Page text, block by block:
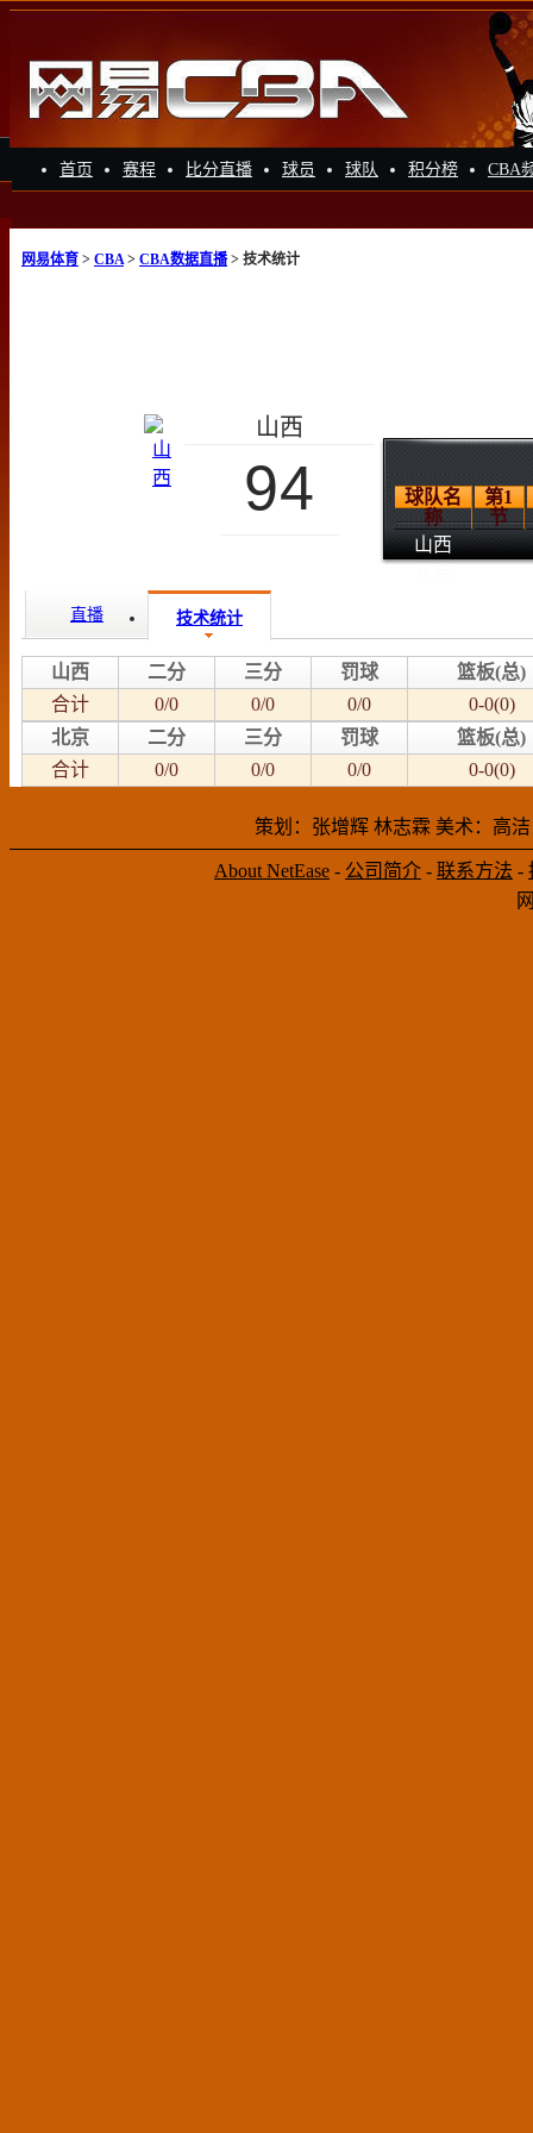
首页 赛程 比分直播 球员 球队 积分榜 CBA
网易体育 > CBA> CBA数据直播> 技术统计
山西
94
球队名
称
第1
节
山西
直播 技术统计
山西 二分 三分 罚球
篮板(总)
合计
0/0 0/0 0/0
0-0(0)
北京
二分 三分 罚球
篮板(总)
合计
0/0 0/0 0/0 0-0(0)
策划：张增辉 林志霖 美术：高
About NetEase - 公司简介 - 联系方法 -